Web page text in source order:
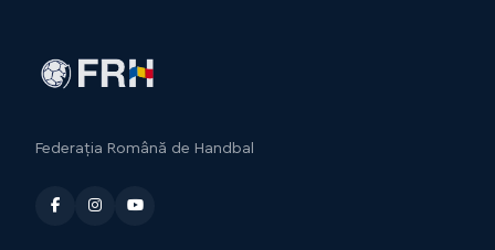
Federația Română de Handbal